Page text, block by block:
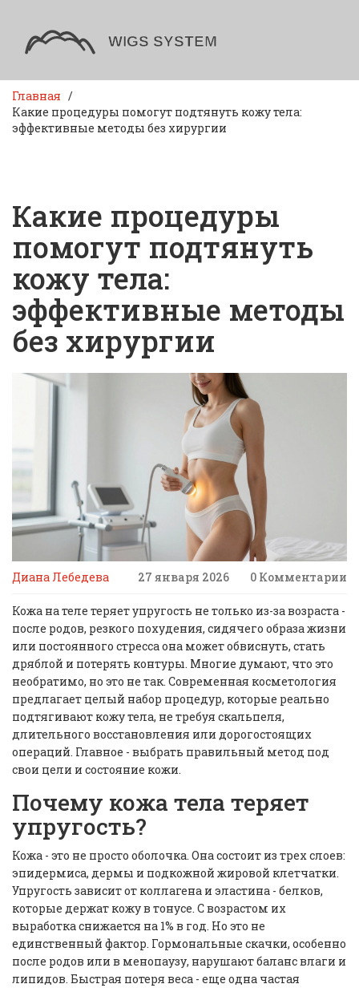
Главная
Какие процедуры помогут подтянуть кожу тела:
эффективные методы без хирургии
Какие процедуры
помогут подтянуть
кожу тела:
эффективные методы
без хирургии
Диана Лебедева 27 января 2026 0 Комментарии
Кожа на теле теряет упругость не только из-за возраста -
после родов, резкого похудения, сидячего образа жизни
или постоянного стресса она может обвиснуть, стать
дряблой и потерять контуры. Многие думают, что это
необратимо, но это не так. Современная косметология
предлагает целый набор процедур, которые реально
подтягивают кожу тела, не требуя скальпеля,
длительного восстановления или дорогостоящих
операций. Главное - выбрать правильный метод под
свои цели и состояние кожи.
Почему кожа тела теряет
упругость?
Кожа - это не просто оболочка. Она состоит из трех слоев:
эпидермиса, дермы и подкожной жировой клетчатки.
Упругость зависит от коллагена и эластина - белков,
которые держат кожу в тонусе. С возрастом их
выработка снижается на 1% в год. Но это не
единственный фактор. Гормональные скачки, особенно
после родов или в менопаузу, нарушают баланс влаги и
липидов. Быстрая потеря веса - еще одна частая